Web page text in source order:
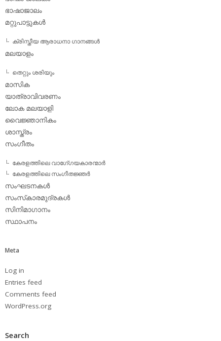
ഭാഷാജാലം
മറ്റുപാട്ടുകള്‍
ക്രിസ്തീയ ആരാധനാ ഗാനങ്ങള്‍
മലയാളം
തെറ്റും ശരിയും
മാസിക
യാത്രാവിവരണം
ലോക മലയാളി
വൈജ്ഞാനികം
ശാസ്ത്രം
സംഗീതം
കേരളത്തിലെ വാഗേ്ഗയകാരന്മാര്‍
കേരളത്തിലെ സംഗീതജ്ഞര്‍
സംഘടനകള്‍
സംസ്‌കാരമുദ്രകള്‍
സിനിമാഗാനം
സ്ഥാപനം
Meta
Log in
Entries feed
Comments feed
WordPress.org
Search